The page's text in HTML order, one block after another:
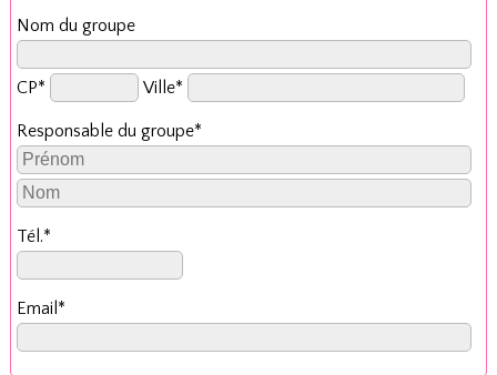
Nom du groupe
CP* Ville*
Responsable du groupe*
Tél.*
Email*